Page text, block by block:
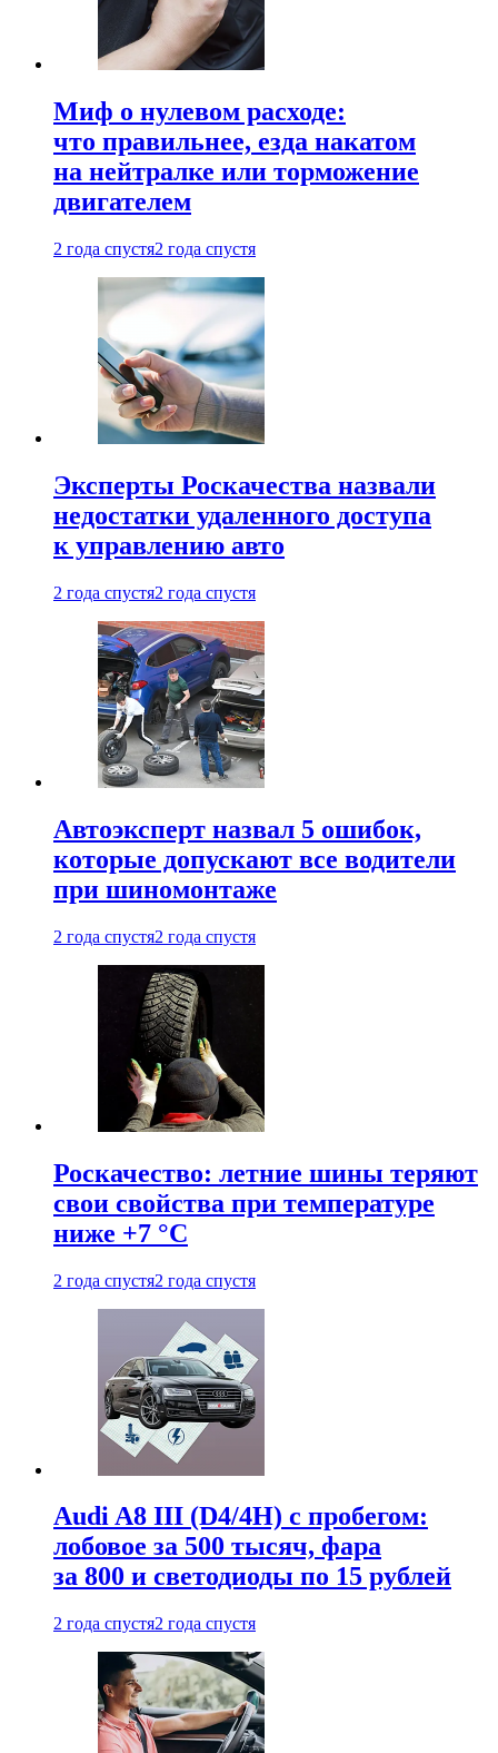
Миф о нулевом расходе:
что правильнее, езда накатом
на нейтралке или торможение
двигателем
2 года спустя2 года спустя
Эксперты Роскачества назвали
недостатки удаленного доступа
к управлению авто
2 года спустя2 года спустя
Автоэксперт назвал 5 ошибок,
которые допускают все водители
при шиномонтаже
2 года спустя2 года спустя
Роскачество: летние шины теряют
свои свойства при температуре
ниже +7 °C
2 года спустя2 года спустя
Audi A8 III (D4/4H) c пробегом:
лобовое за 500 тысяч, фара
за 800 и светодиоды по 15 рублей
2 года спустя2 года спустя